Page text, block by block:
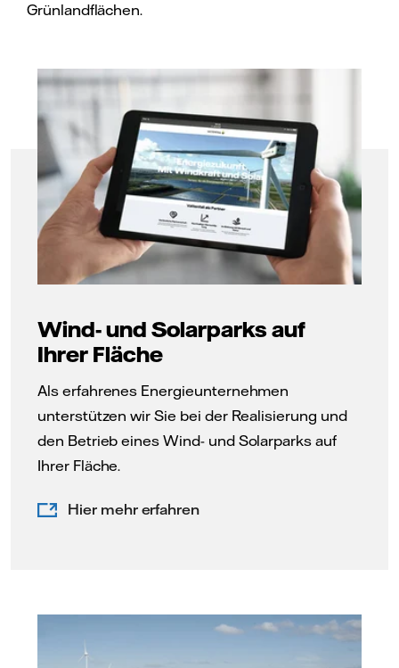
Grünlandflächen.
Wind- und Solarparks auf
Ihrer Fläche
Als erfahrenes Energieunternehmen
unterstützen wir Sie bei der Realisierung und
den Betrieb eines Wind- und Solarparks auf
Ihrer Fläche.
Hier mehr erfahren